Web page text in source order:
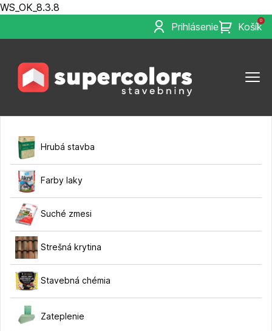
WS_OK_8.3.8
Prihlásenie
0
Košík
Hrubá stavba
Farby laky
Suché zmesi
Strešná krytina
Stavebná chémia
Zateplenie